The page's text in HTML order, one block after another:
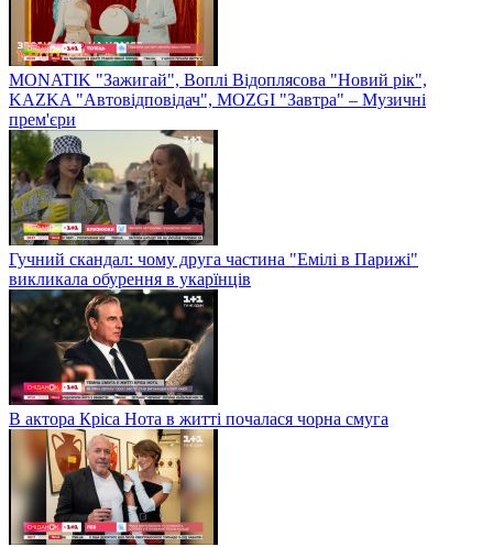
MONATIK "Зажигай", Воплі Відоплясова "Новий рік",
KAZKA "Автовідповідач", MOZGI "Завтра" – Музичні
прем'єри
Гучний скандал: чому друга частина "Емілі в Парижі"
викликала обурення в укарїнців
В актора Кріса Нота в житті почалася чорна смуга